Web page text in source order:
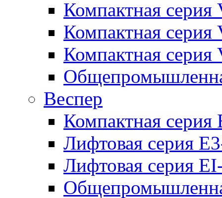
Компактная серия
Компактная
Компактная серия
Веспер
Компактная серия
Лифтовая серия
Лифтовая серия